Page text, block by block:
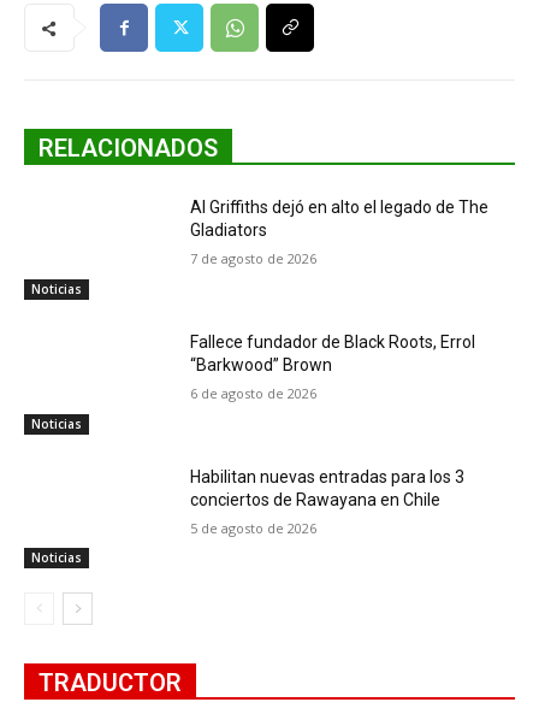
RELACIONADOS
Noticias
Al Griffiths dejó en alto el legado de The
Gladiators
7 de agosto de 2026
Noticias
Fallece fundador de Black Roots, Errol
“Barkwood” Brown
6 de agosto de 2026
Noticias
Habilitan nuevas entradas para los 3
conciertos de Rawayana en Chile
5 de agosto de 2026
TRADUCTOR